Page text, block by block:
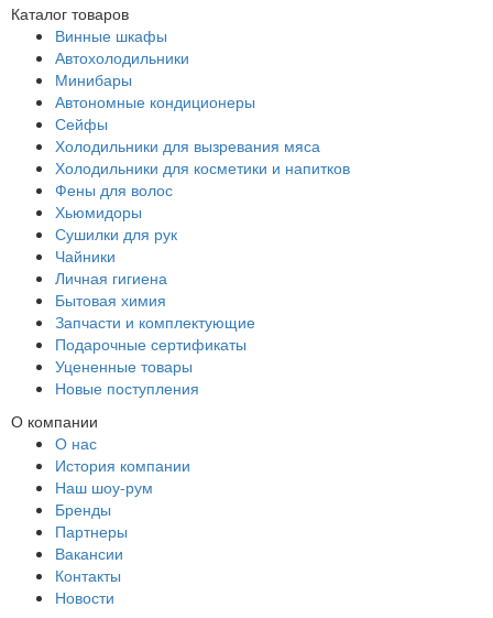
Каталог товаров
Винные шкафы
Автохолодильники
Минибары
Автономные кондиционеры
Сейфы
Холодильники для вызревания мяса
Холодильники для косметики и напитков
Фены для волос
Хьюмидоры
Сушилки для рук
Чайники
Личная гигиена
Бытовая химия
Запчасти и комплектующие
Подарочные сертификаты
Уцененные товары
Новые поступления
О компании
О нас
История компании
Наш шоу-рум
Бренды
Партнеры
Вакансии
Контакты
Новости